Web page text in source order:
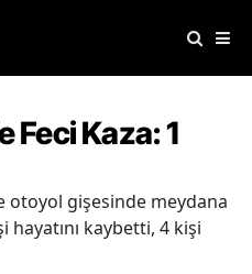
Feci Kaza: 1
otoyol gişesinde meydana
hayatını kaybetti, 4 kişi